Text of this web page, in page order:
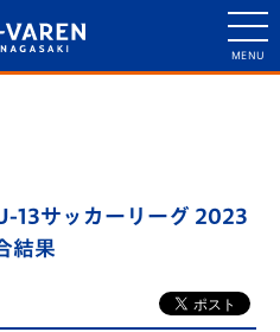
13サッカーリーグ 2023
結果